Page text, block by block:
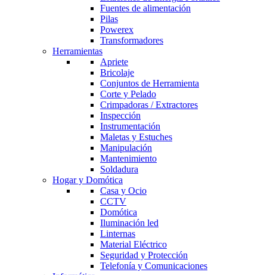
Fuentes de alimentación
Pilas
Powerex
Transformadores
Herramientas
Apriete
Bricolaje
Conjuntos de Herramienta
Corte y Pelado
Crimpadoras / Extractores
Inspección
Instrumentación
Maletas y Estuches
Manipulación
Mantenimiento
Soldadura
Hogar y Domótica
Casa y Ocio
CCTV
Domótica
Iluminación led
Linternas
Material Eléctrico
Seguridad y Protección
Telefonía y Comunicaciones